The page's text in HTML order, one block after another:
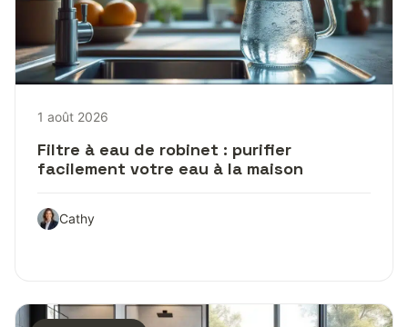
1 août 2026
Filtre à eau de robinet : purifier
facilement votre eau à la maison
Cathy